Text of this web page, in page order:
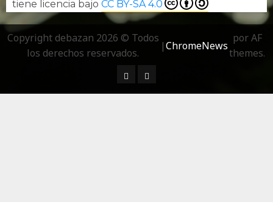
tiene licencia bajo CC BY-SA 4.0
Copyright debazan 2026 © Todos
los derechos reservados.
|ChromeNews
por AF
themes.
¿ Quién soy…?
Más información sobre las